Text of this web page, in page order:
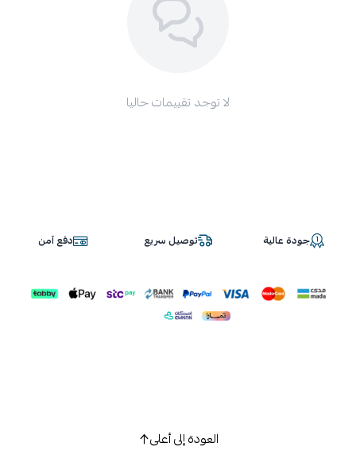
لا توجد تقييمات حاليا
جودة عالية توصيل سريع دفع آمن
العودة إلى أعلى